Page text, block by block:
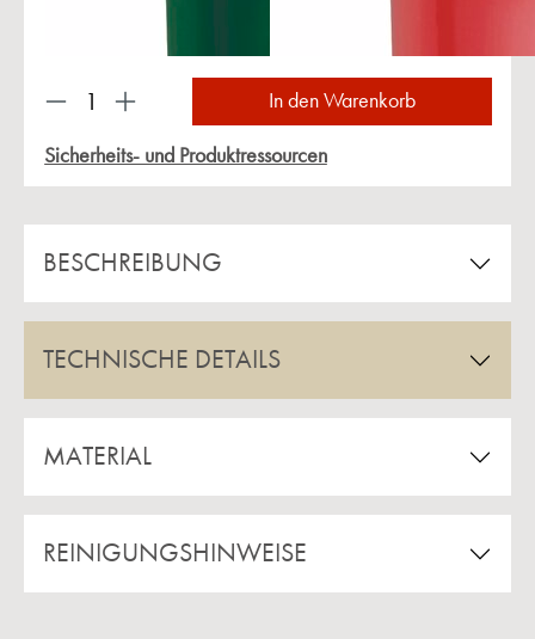
Produkt Anzahl: Gib den gewünschten Wert
In den Warenkorb
Sicherheits- und Produktressourcen
BESCHREIBUNG
TECHNISCHE DETAILS
MATERIAL
REINIGUNGSHINWEISE